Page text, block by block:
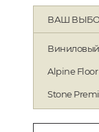
ВАШ
Alpine Floor
Stone